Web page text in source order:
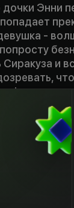
Энни
-
Сиракуза и
know. It's what